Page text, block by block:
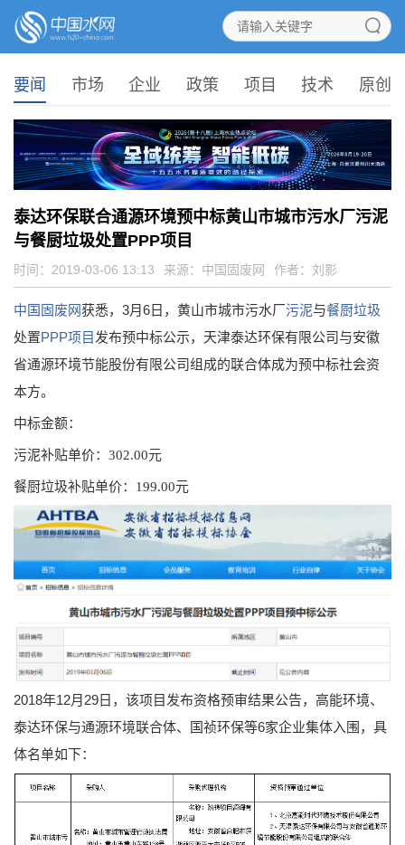
要闻 市场 企业 政策 项目 技术 原创
泰达环保联合通源环境预中标黄山市城市污水厂污泥
与餐厨垃圾处置PPP项目
时间：2019-03-06 13:13 来源： 中国固废网 作者：刘影
中国固废网获悉，3月6日，黄山市城市污水厂污泥与餐厨垃圾
处置PPP项目 发布预中标公示，天津泰达环保有限公司与安徽
省通源环境节能股份有限公司组成的联合体成为预中标社会资
本方。
中标金额：
污泥补贴单价：302.00元
餐厨垃圾补贴单价：199.00元
2018年12月29日，该项目发布资格预审结果公告，高能环境、
泰达环保与通源环境联合体、国祯环保等6家企业集体入围，具
体名单如下：